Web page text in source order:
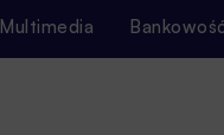
Multimedia